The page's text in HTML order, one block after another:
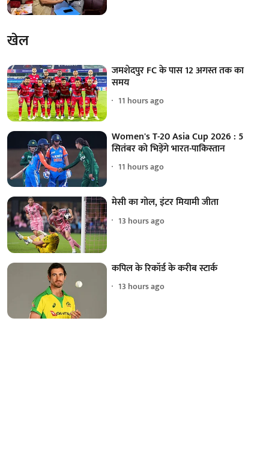
खेल
जमशेदपुर FC के पास 12 अगस्त तक का
समय
11 hours ago
Women's T-20 Asia Cup 2026 : 5
सितंबर को भिड़ेंगे भारत-पाकिस्तान
11 hours ago
मेसी का गोल, इंटर मियामी जीता
13 hours ago
कपिल के रिकॉर्ड के करीब स्टार्क
13 hours ago